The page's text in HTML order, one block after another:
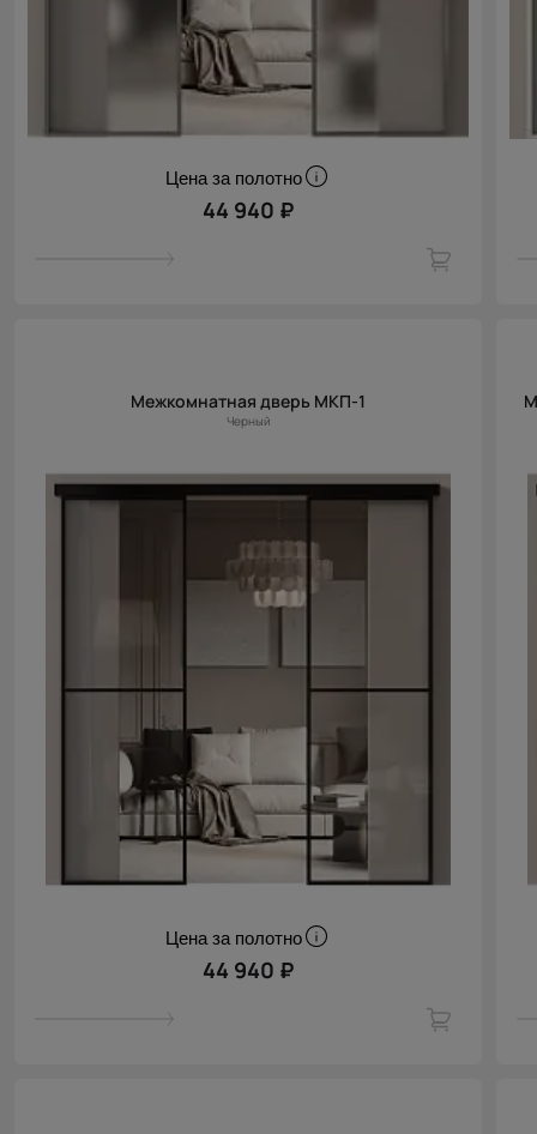
Цена за полотно
44 940 ₽
Межкомнатная дверь МКП-1
Черный
Цена за полотно
44 940 ₽